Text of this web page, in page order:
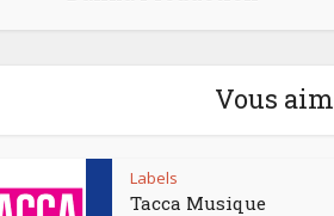
Vous
Labels
Tacca Musique